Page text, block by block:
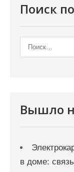
Поиск
Вышло
в доме: